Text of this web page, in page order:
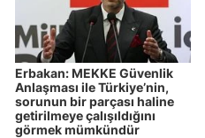
Erbakan: MEKKE Güvenlik
Anlaşması ile Türkiye’nin,
sorunun bir parçası haline
getirilmeye çalışıldığını
görmek mümkündür